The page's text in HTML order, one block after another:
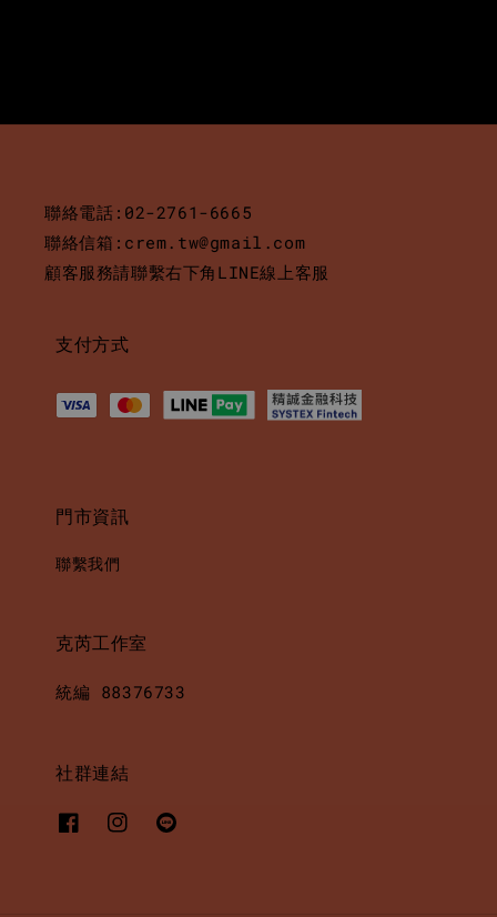
聯絡電話:02-2761-6665
聯絡信箱:crem.tw@gmail.com
顧客服務請聯繫右下角LINE線上客服
支付方式
門市資訊
聯繫我們
克芮工作室
統編 88376733
社群連結